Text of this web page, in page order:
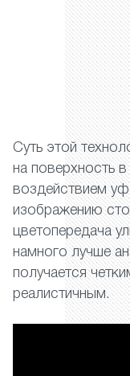
Суть этой
на поверхность
воздействием
изображению
цветопередача
намного лучше
получается
реалистичным.